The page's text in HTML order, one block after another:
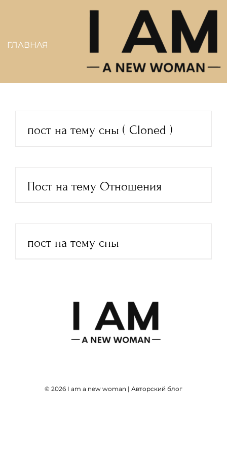
content
ГЛАВНАЯ
пост на тему сны ( Cloned )
Пост на тему Отношения
пост на тему сны
© 2026 I am a new woman | Авторский блог